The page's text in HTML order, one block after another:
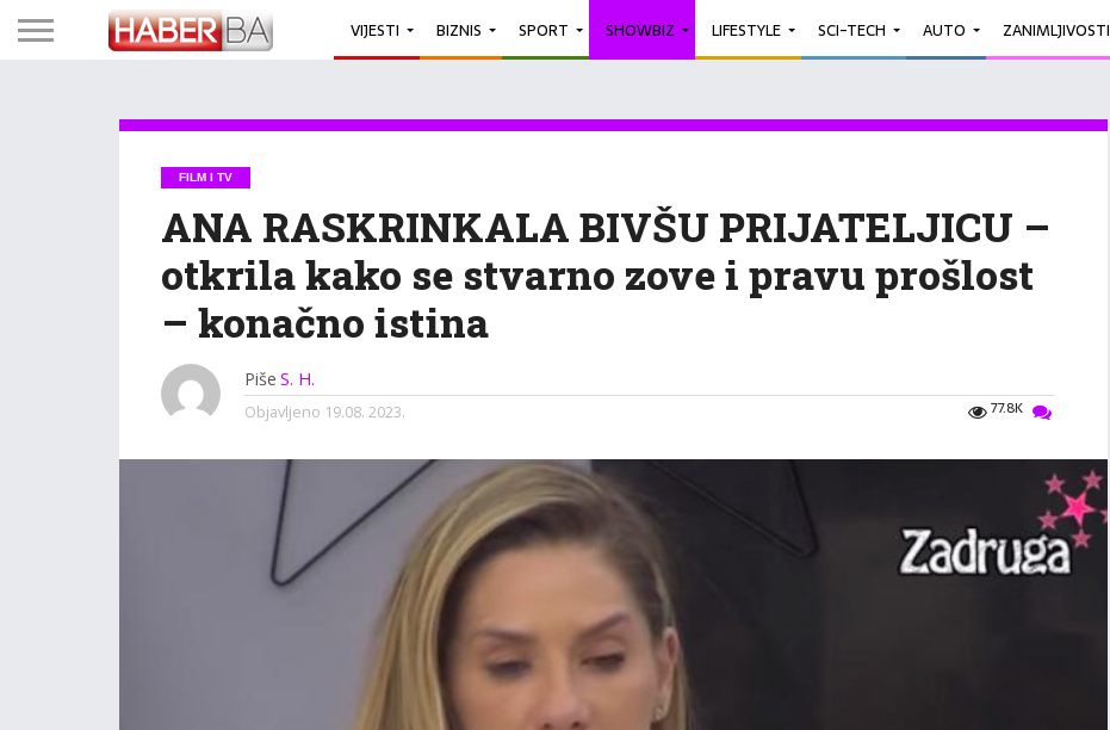
VIJESTI BIZNIS SPORT SHOWBIZ LIFESTYLE SCI-TECH AUTO ZANIMLJIVOSTI
FILM I TV
ANA RASKRINKALA BIVŠU PRIJATELJICU –
otkrila kako se stvarno zove i pravu prošlost
– konačno istina
Piše S. H.
77.8K
Objavljeno 19.08. 2023.